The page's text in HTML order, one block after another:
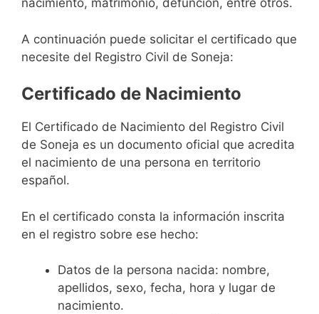
nacimiento, matrimonio, defunción, entre otros.
A continuación puede solicitar el certificado que
necesite del Registro Civil de Soneja:
Certificado de Nacimiento
El Certificado de Nacimiento del Registro Civil
de Soneja es un documento oficial que acredita
el nacimiento de una persona en territorio
español.
En el certificado consta la información inscrita
en el registro sobre ese hecho:
Datos de la persona nacida: nombre,
apellidos, sexo, fecha, hora y lugar de
nacimiento.